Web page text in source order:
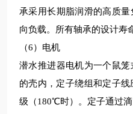
承采用长期脂润滑的高质
向负载。所有轴承的设计寿
（6）电机
潜水推进器电机为一个鼠
的壳内，定子绕组和定子
级（180℃时） 。 定子通过